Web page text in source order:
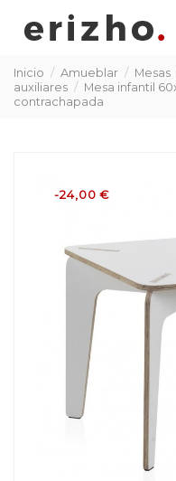
Inicio Amueblar Mesas
auxiliares
Mesa infantil
contrachapada
-24,00 €